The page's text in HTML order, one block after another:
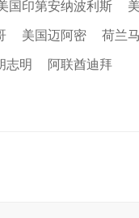
国印第安纳波利斯
美国迈阿密 荷兰
志明 阿联酋迪拜